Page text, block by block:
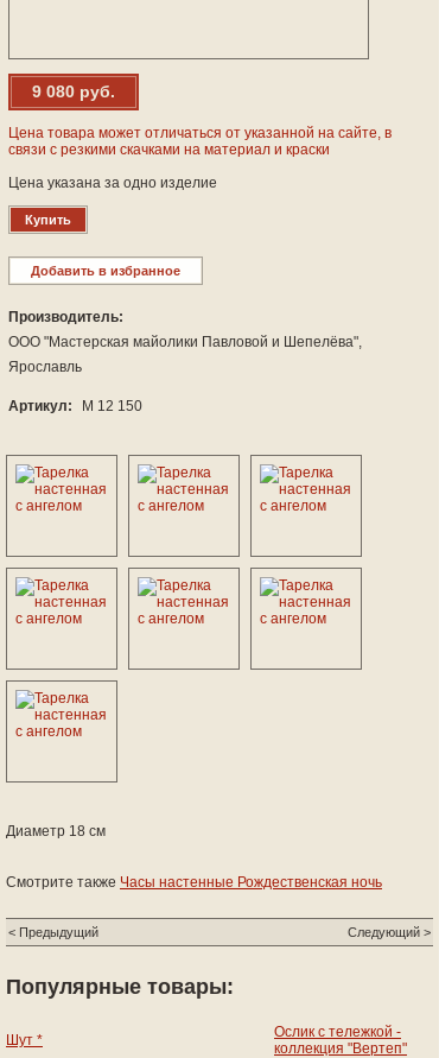
9 080 руб.
Цена товара может отличаться от указанной на сайте, в
связи с резкими скачками на материал и краски
Цена указана за одно изделие
Купить
Добавить в избранное
Производитель:
ООО "Мастерская майолики Павловой и Шепелёва",
Ярославль
Артикул: М 12 150
Диаметр 18 см
Смотрите также Часы настенные Рождественская ночь
< Предыдущий Следующий >
Популярные товары:
Шут *
Ослик с тележкой -
коллекция "Вертеп"